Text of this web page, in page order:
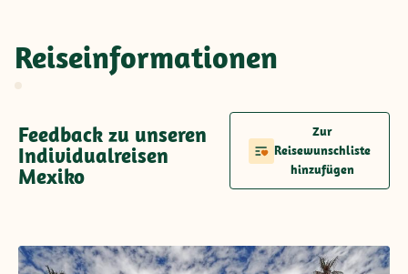
Reiseinformationen
Feedback zu unseren
Individualreisen
Mexiko
Zur
Reisewunschliste
hinzufügen